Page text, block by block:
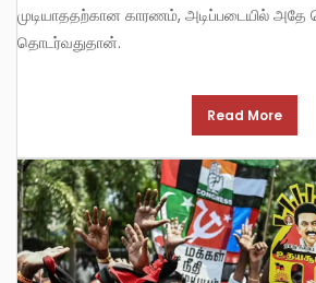
முடியாததற்கான காரணம், அடிப்படையில்
தொடர்வதுதான்.
Read More